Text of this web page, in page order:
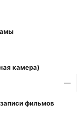
камера)
—
фильмов